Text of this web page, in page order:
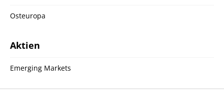
Osteuropa
Aktien
Emerging Markets